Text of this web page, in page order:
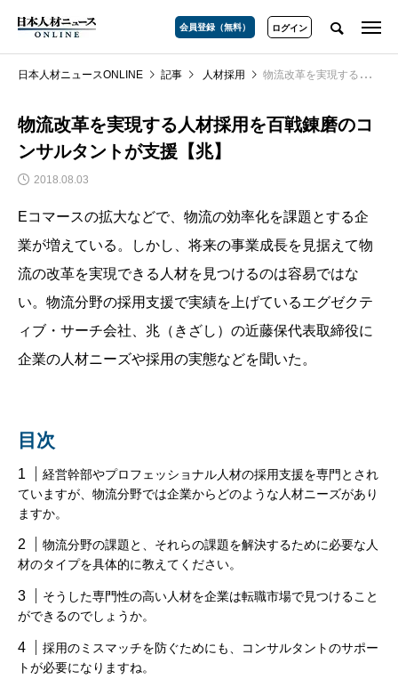
会員登録（無料） ログイン
日本人材ニュースONLINE 記事 人材採用 物流改革を実現する人材採用を百戦錬磨のコンサルタントが支援【兆】
物流改革を実現する人材採用を百戦錬磨のコ
ンサルタントが支援【兆】
2018.08.03
Eコマースの拡大などで、物流の効率化を課題とする企
業が増えている。しかし、将来の事業成長を見据えて物
流の改革を実現できる人材を見つけるのは容易ではな
い。物流分野の採用支援で実績を上げているエグゼクテ
ィブ・サーチ会社、兆（きざし）の近藤保代表取締役に
企業の人材ニーズや採用の実態などを聞いた。
目次
経営幹部やプロフェッショナル人材の採用支援を専門とされ
ていますが、物流分野では企業からどのような人材ニーズがあり
ますか。
物流分野の課題と、それらの課題を解決するために必要な人
材のタイプを具体的に教えてください。
そうした専門性の高い人材を企業は転職市場で見つけること
ができるのでしょうか。
採用のミスマッチを防ぐためにも、コンサルタントのサポー
トが必要になりますね。